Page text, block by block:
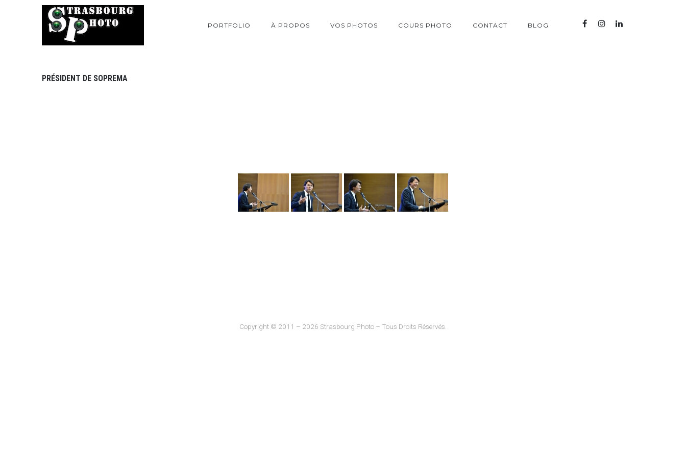
PORTFOLIO À PROPOS VOS PHOTOS COURS PHOTO CONTACT BLOG
PRÉSIDENT DE SOPREMA
Copyright © 2011 – 2026 Strasbourg Photo – Tous Droits Réservés.